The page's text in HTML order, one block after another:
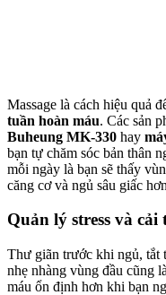
Massage là cách hiệu quả
tuần hoàn máu. Các sản
Buheung MK-330 hay
bạn tự chăm sóc bản thân
mỗi ngày là bạn sẽ thấy
căng cơ và ngủ sâu giấc
Quản lý stress và cải
Thư giãn trước khi ngủ, tắt
nhẹ nhàng vùng đầu cũng
máu ổn định hơn khi bạn